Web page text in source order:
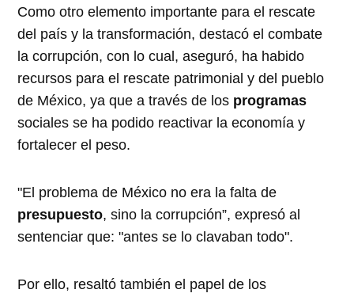
Como otro elemento importante para el rescate
del país y la transformación, destacó el combate
la corrupción, con lo cual, aseguró, ha habido
recursos para el rescate patrimonial y del pueblo
de México, ya que a través de los programas
sociales se ha podido reactivar la economía y
fortalecer el peso.
"El problema de México no era la falta de
presupuesto, sino la corrupción”, expresó al
sentenciar que: "antes se lo clavaban todo".
Por ello, resaltó también el papel de los